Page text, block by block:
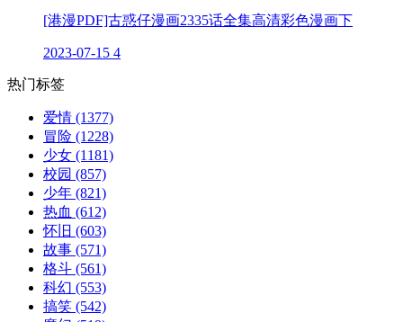
[港漫PDF]古惑仔漫画2335话全集高清彩色漫画下
2023-07-15 4
热门标签
爱情 (1377)
冒险 (1228)
少女 (1181)
校园 (857)
少年 (821)
热血 (612)
怀旧 (603)
故事 (571)
格斗 (561)
科幻 (553)
搞笑 (542)